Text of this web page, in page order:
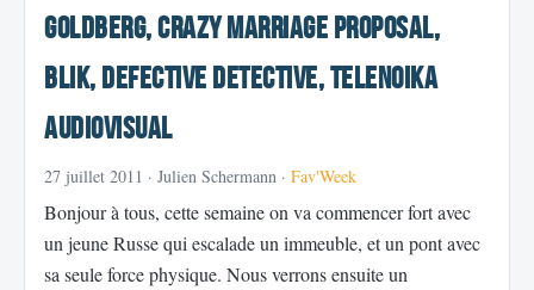
Goldberg, Crazy Marriage Proposal,
Blik, Defective Detective, Telenoika
Audiovisual
27 juillet 2011 · Julien Schermann · Fav'Week
Bonjour à tous, cette semaine on va commencer fort avec
un jeune Russe qui escalade un immeuble, et un pont avec
sa seule force physique. Nous verrons ensuite un